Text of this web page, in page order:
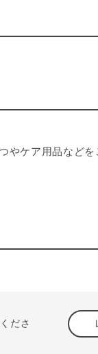
ケア用品などを
ださ